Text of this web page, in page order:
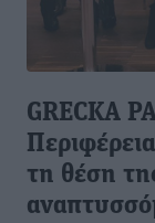
GRECKA
τη θέση